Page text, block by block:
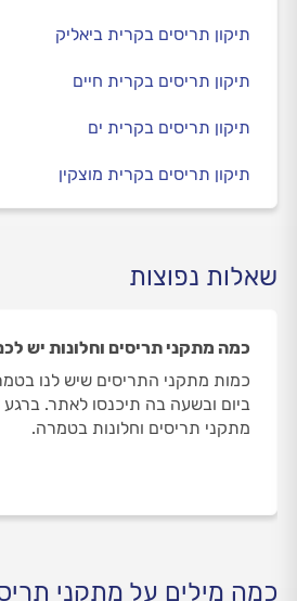
תיקון תריסים בקרית ביאליק
תיקון תריסים בקרית חיים
תיקון תריסים בקרית ים
תיקון תריסים בקרית מוצקין
שאלות נפוצות
כמה מתקני תריסים וחלונות יש
כמות מתקני התריסים שיש לנו
מתקני תריסים וחלונות בטמרה.
כמה מילים על מתקני